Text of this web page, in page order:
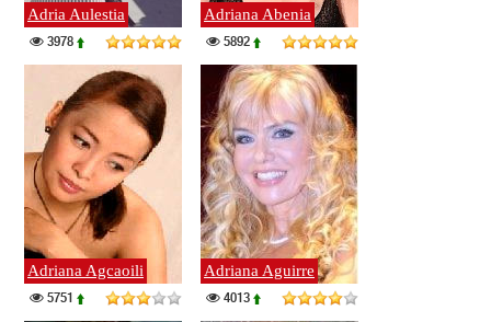
Adria Aulestia
3978
Adriana Abenia
5892
Adriana Agcaoili
5751
Adriana Aguirre
4013